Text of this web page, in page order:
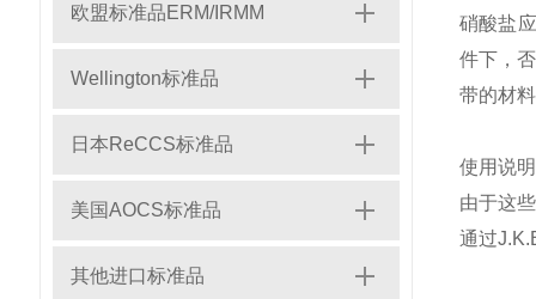
欧盟标准品ERM/IRMM
Wellington标准品
日本ReCCS标准品
美国AOCS标准品
其他进口标准品
硝酸盐
件下，
带的材
使用说
由于这
通过